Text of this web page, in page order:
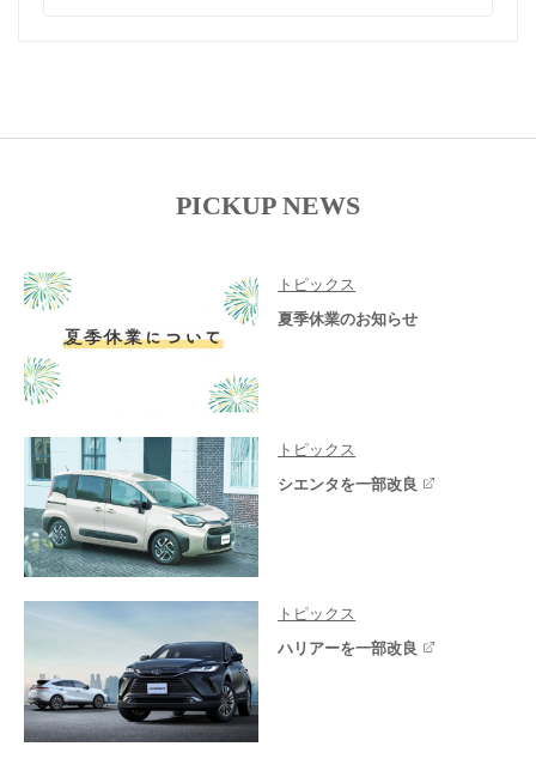
PICKUP NEWS
トピックス
夏季休業のお知らせ
トピックス
シエンタを一部改良
トピックス
ハリアーを一部改良